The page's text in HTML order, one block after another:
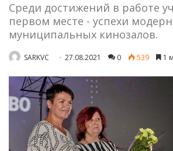
Среди достижений в работе
первом месте - успехи
муниципальных кинозалов.
SARKVC 27.08.2021 0 539 1